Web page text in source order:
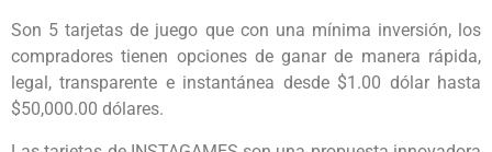
Son 5 tarjetas de juego que con una mínima inversión, los
compradores tienen opciones de ganar de manera rápida,
legal, transparente e instantánea desde $1.00 dólar hasta
$50,000.00 dólares.